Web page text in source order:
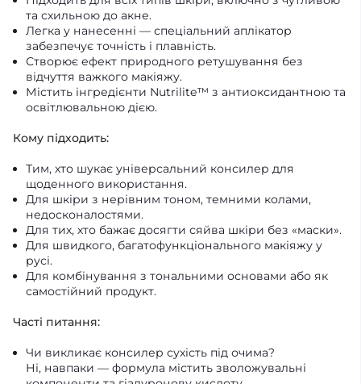
та схильною до акне.
Легка у нанесенні — спеціальний аплікатор
забезпечує точність і плавність.
Створює ефект природного ретушування без
відчуття важкого макіяжу.
Містить інгредієнти Nutrilite™ з антиоксидантною та
освітлювальною дією.
Кому підходить:
Тим, хто шукає універсальний консилер для
щоденного використання.
Для шкіри з нерівним тоном, темними колами,
недосконалостями.
Для тих, хто бажає досягти сяйва шкіри без «маски».
Для швидкого, багатофункціонального макіяжу у
русі.
Для комбінування з тональними основами або як
самостійний продукт.
Часті питання:
Чи викликає консилер сухість під очима?
Ні, навпаки — формула містить зволожувальні